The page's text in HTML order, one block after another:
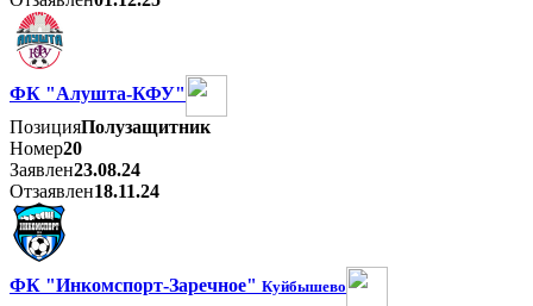
ФК "Алушта-КФУ"
ПозицияПолузащитник
Номер20
Заявлен23.08.24
Отзаявлен18.11.24
ФК "Инкомспорт-Заречное" Куйбышево